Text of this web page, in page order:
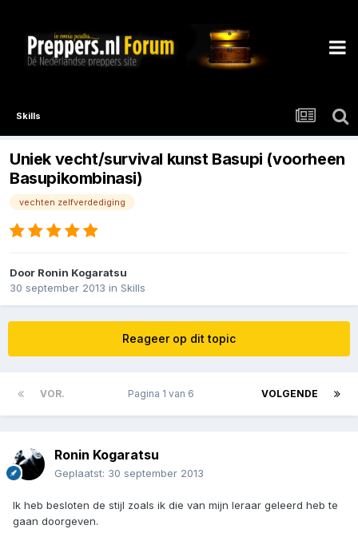
Skills
Uniek vecht/survival kunst Basupi (voorheen
Basupikombinasi)
vechten zelfverdediging
Door Ronin Kogaratsu
30 september 2013 in Skills
Reageer op dit topic
VOR. VOLGENDE
Pagina 1 van 6
Ronin Kogaratsu
Geplaatst: 30 september 2013
Ik heb besloten de stijl zoals ik die van mijn leraar geleerd heb te
gaan doorgeven.